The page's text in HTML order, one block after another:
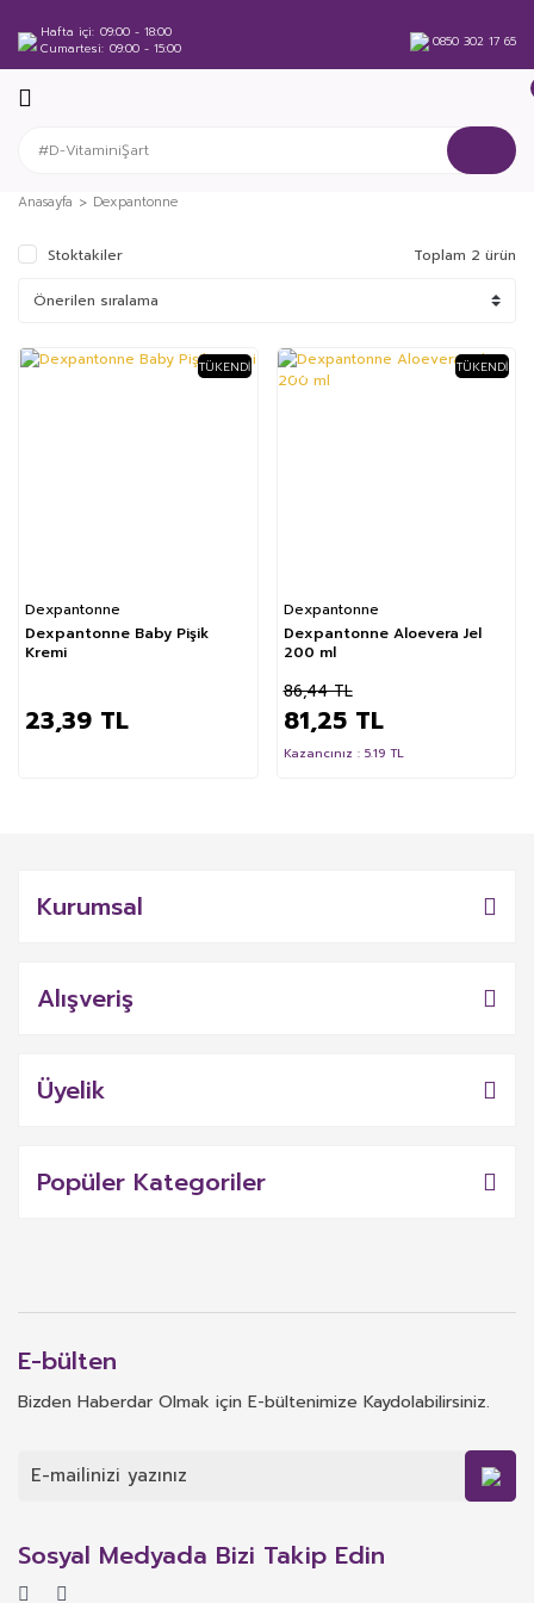
Hafta içi 09:00 - 18:00
Cumartesi 09:00 - 15:00 0850 302 17 65
Anasayfa Dexpantonne
Stoktakiler Toplam 2 ürün
TÜKENDI
Dexpantonne
Dexpantonne Baby Pişik
Kremi
23,39 TL
%6 TÜKENDI
Dexpantonne
Dexpantonne Aloevera Jel
200 ml
81,25 TL
86,44 TL
Kazancınız : 5.19 TL
Kurumsal
Alışveriş
Üyelik
Popüler Kategoriler
E-bülten
Bizden Haberdar Olmak için E-bültenimize Kaydolabilirsiniz.
Sosyal Medyada Bizi Takip Edin